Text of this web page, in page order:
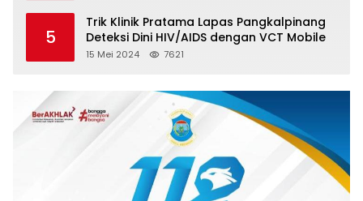
5
Trik Klinik Pratama Lapas Pangkalpinang
Deteksi Dini HIV/AIDS dengan VCT Mobile
15 Mei 2024 7621